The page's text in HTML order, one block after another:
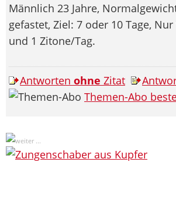
Männlich 23 Jahre,
gefastet, Ziel: 7 oder 10 Tage, Nur
und 1 Zitone/Tag.
Antworten ohne Zitat
Themen-Abo